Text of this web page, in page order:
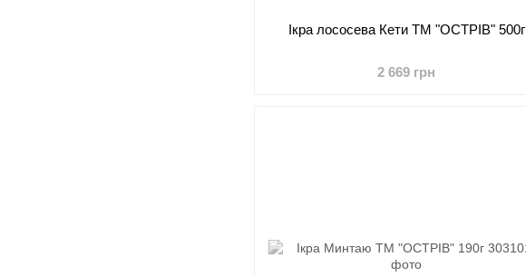
Ікра лососева Кети ТМ "ОСТРІВ" 500г
2 669 грн